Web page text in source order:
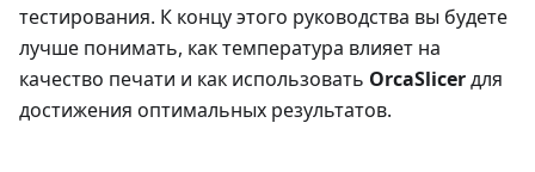
тестирования. К концу этого руководства вы будете
лучше понимать, как температура влияет на
качество печати и как использовать OrcaSlicerдля
достижения оптимальных результатов.